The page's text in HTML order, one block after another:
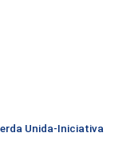
Unida-Iniciativa